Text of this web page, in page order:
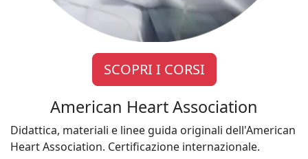
SCOPRI I CORSI
American Heart Association
Didattica, materiali e linee guida originali dell'American
Heart Association. Certificazione internazionale.